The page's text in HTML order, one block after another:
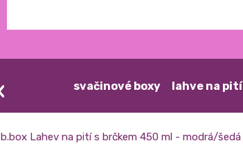
svačinové boxy lahve na pití
b.box Lahev na pití s brčkem 450 ml - modrá/šedá